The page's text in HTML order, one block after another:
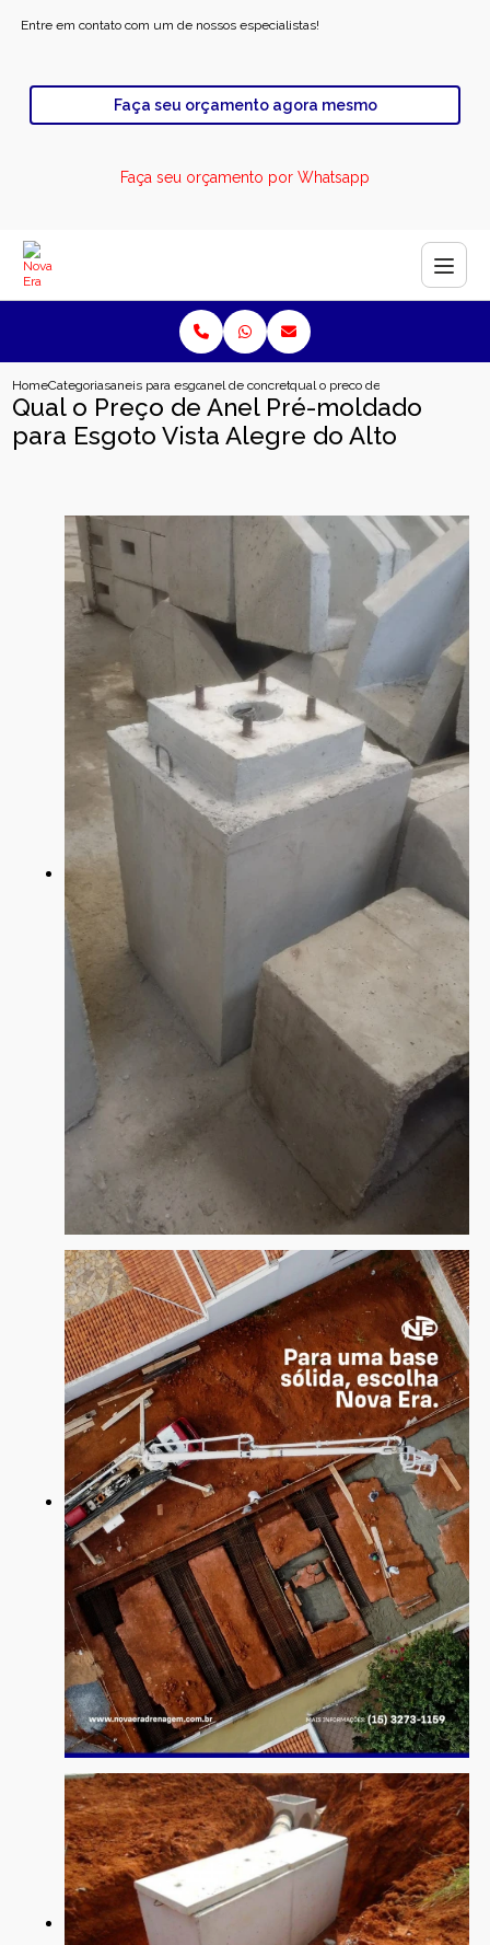
Entre em contato com um de nossos especialistas!
Faça seu orçamento agora mesmo
Faça seu orçamento por Whatsapp
HomeCategoriasaneis para esgotoanel de concreto para rodovia
qual o preco de anel pre
Qual o Preço de Anel Pré-moldado
para Esgoto Vista Alegre do Alto